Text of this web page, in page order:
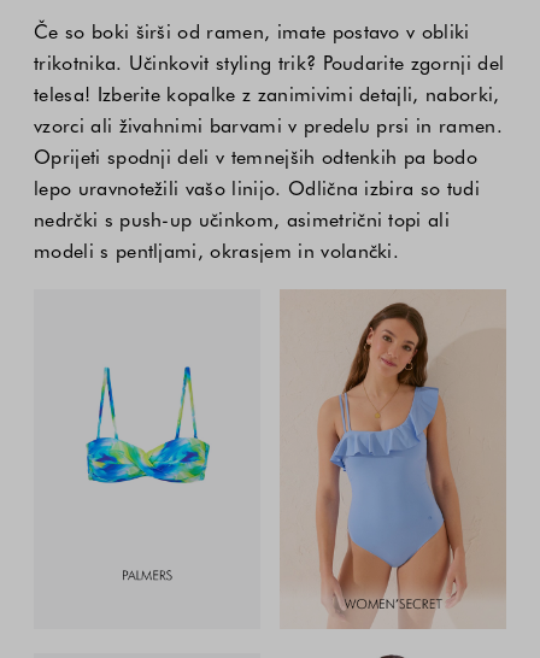
Če so boki širši od ramen, imate postavo v obliki
trikotnika. Učinkovit styling trik? Poudarite zgornji del
telesa! Izberite kopalke z zanimivimi detajli, naborki,
vzorci ali živahnimi barvami v predelu prsi in ramen.
Oprijeti spodnji deli v temnejših odtenkih pa bodo
lepo uravnotežili vašo linijo. Odlična izbira so tudi
nedrčki s push-up učinkom, asimetrični topi ali
modeli s pentljami, okrasjem in volančki.